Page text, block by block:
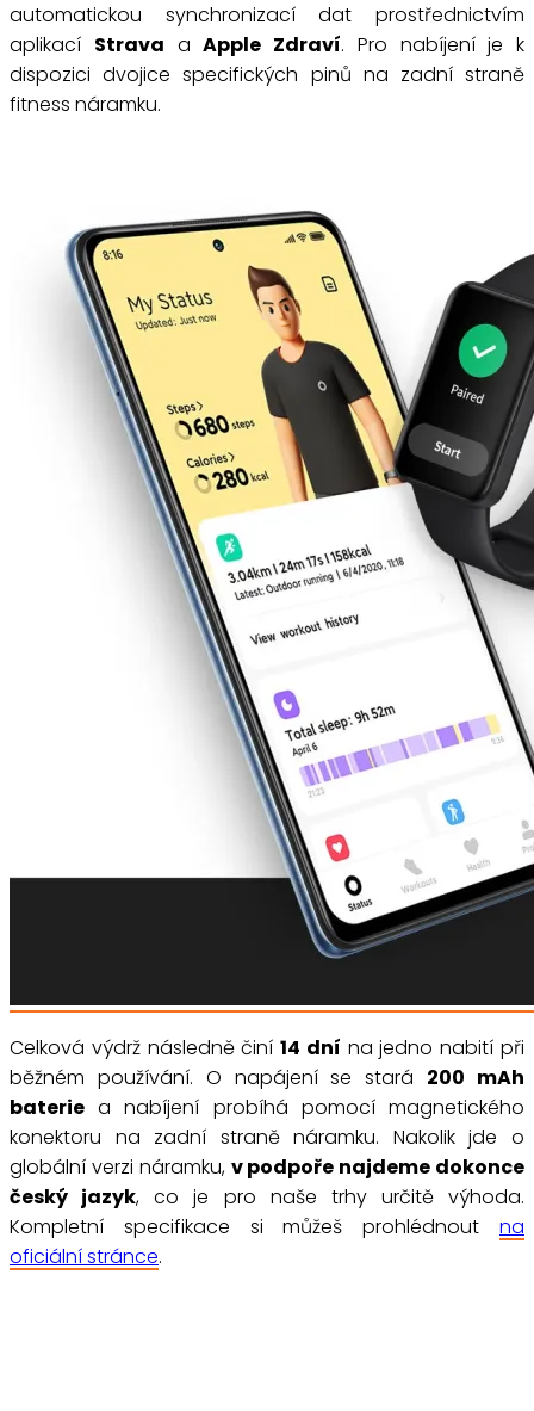
automatickou synchronizací dat prostřednictvím
aplikací Strava aApple Zdraví. Pro nabíjení je k
dispozici dvojice specifických pinů na zadní straně
fitness náramku.
Celková výdrž následně činí14 dní na jedno nabití při
běžném používání. O napájení se stará 200 mAh
baterie a nabíjení probíhá pomocí magnetického
konektoru na zadní straně náramku. Nakolik jde o
globální verzi náramku, v podpoře najdeme dokonce
český jazyk, co je pro naše trhy určitě výhoda.
Kompletní specifikace si můžeš prohlédnout na
oficiální stránce.